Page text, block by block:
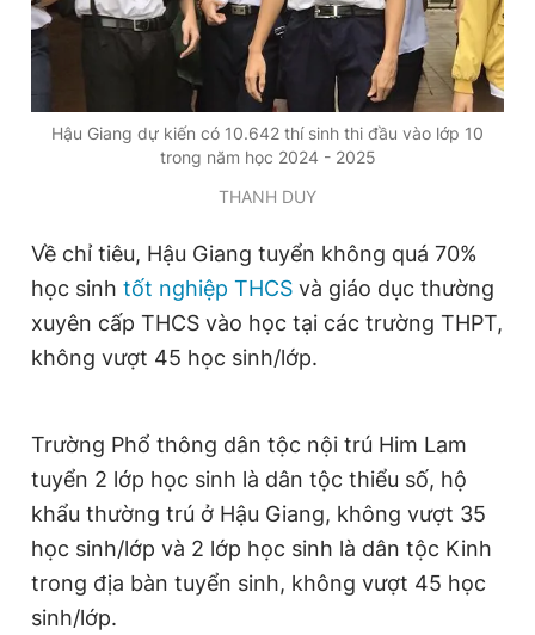
Theo dõi báo trên
Hotline Liên hệ quảng cáo
0908 780 404
Tổng biên tập: Nguyễn Ngọc Toàn
Phó tổng biên tập thường trực: Hải Thành
Phó tổng biên tập: Lâm Hiếu Dũng
Phó tổng biên tập: Trần Việt Hưng
Tổng thư ký tòa soạn: Đức Trung
chép dưới mọi hình thức nếu không có sự chấp thuận bằng văn
bản. Phát triển bởi ePi Technologies, JSC.
Hậu Giang dự kiến có 10.642 thí sinh thi đầu vào lớp 10
trong năm học 2024 - 2025
THANH DUY
Về chỉ tiêu, Hậu Giang tuyển không quá 70%
học sinh tốt nghiệp THCS và giáo dục thường
xuyên cấp THCS vào học tại các trường THPT,
không vượt 45 học sinh/lớp.
Trường Phổ thông dân tộc nội trú Him Lam
tuyển 2 lớp học sinh là dân tộc thiểu số, hộ
khẩu thường trú ở Hậu Giang, không vượt 35
học sinh/lớp và 2 lớp học sinh là dân tộc Kinh
trong địa bàn tuyển sinh, không vượt 45 học
sinh/lớp.